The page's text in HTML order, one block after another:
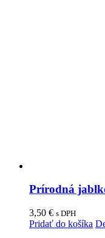
Prírodná
3,50 € s DPH
Pridať do košíka